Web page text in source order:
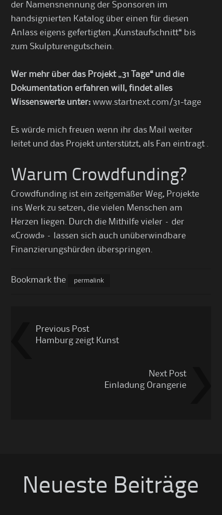
der Namensnennung der Sponsoren im
handsignierten Katalog über einen für diesen
Anlass eigens gefertigten „Kunstaufschnitt“ bis
zum Skulpturengutschein.
Wer mehr über das Projekt „31 Tage“ und die
Dokumentation erfahren will, findet alles
Wissenswerte unter:www.startnext.com/31-tage
Es würde mich freuen wenn ihr das Mail weiter
leitet und das Projekt unterstützt, als Fan eintragt .
Warum Crowdfunding?
Crowdfunding ist ein zeitgemäßer Weg, Projekte
ins Werk zu setzen, die vielen Menschen am
Herzen liegen. Durch die Mithilfe vieler – der
«Crowd» – lassen sich auch unüberwindbare
Finanzierungshürden überspringen.
Bookmark the permalink
Post
Previous Post
Hamburg zeigt Kunst
Next Post
Einladung Orangerie
Neueste Beiträge